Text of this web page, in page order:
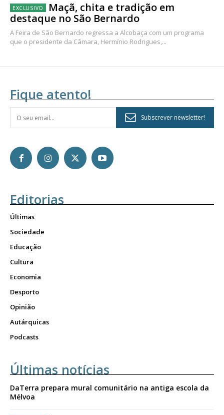
Maçã, chita e tradição em
destaque no São Bernardo
A Feira de São Bernardo regressa a Alcobaça com um programa
que o presidente da Câmara, Hermínio Rodrigues,...
Fique atento!
Subscrever newsletter!
Editorias
Últimas
Sociedade
Educação
Cultura
Economia
Desporto
Opinião
Autárquicas
Podcasts
Últimas notícias
DaTerra prepara mural comunitário na antiga escola da
Mélvoa